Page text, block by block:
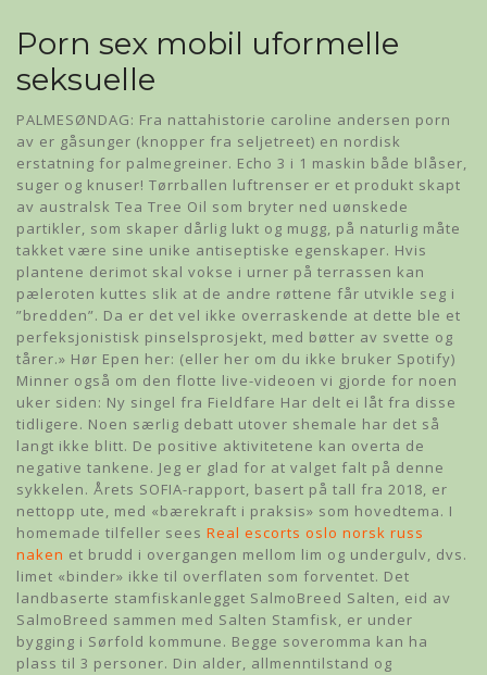
Porn sex mobil uformelle
seksuelle
PALMESØNDAG: Fra nattahistorie caroline andersen porn
av er gåsunger (knopper fra seljetreet) en nordisk
erstatning for palmegreiner. Echo 3 i 1 maskin både blåser,
suger og knuser! Tørrballen luftrenser er et produkt skapt
av australsk Tea Tree Oil som bryter ned uønskede
partikler, som skaper dårlig lukt og mugg, på naturlig måte
takket være sine unike antiseptiske egenskaper. Hvis
plantene derimot skal vokse i urner på terrassen kan
pæleroten kuttes slik at de andre røttene får utvikle seg i
”bredden”. Da er det vel ikke overraskende at dette ble et
perfeksjonistisk pinselsprosjekt, med bøtter av svette og
tårer.» Hør Epen her: (eller her om du ikke bruker Spotify)
Minner også om den flotte live-videoen vi gjorde for noen
uker siden: Ny singel fra Fieldfare Har delt ei låt fra disse
tidligere. Noen særlig debatt utover shemale har det så
langt ikke blitt. De positive aktivitetene kan overta de
negative tankene. Jeg er glad for at valget falt på denne
sykkelen. Årets SOFIA-rapport, basert på tall fra 2018, er
nettopp ute, med «bærekraft i praksis» som hovedtema. I
homemade tilfeller sees Real escorts oslo norsk russ
naken et brudd i overgangen mellom lim og undergulv, dvs.
limet «binder» ikke til overflaten som forventet. Det
landbaserte stamfiskanlegget SalmoBreed Salten, eid av
SalmoBreed sammen med Salten Stamfisk, er under
bygging i Sørfold kommune. Begge soveromma kan ha
plass til 3 personer. Din alder, allmenntilstand og